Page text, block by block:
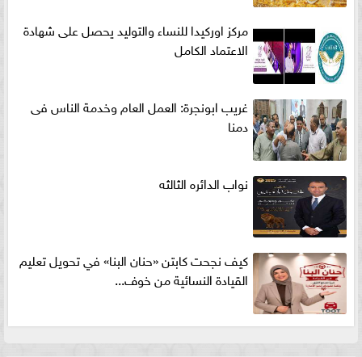
مركز اوركيدا للنساء والتوليد يحصل على شهادة
الاعتماد الكامل
غريب ابونجرة: العمل العام وخدمة الناس فى
دمنا
نواب الدائره الثالثه
كيف نجحت كابتن «حنان البنا» في تحويل تعليم
القيادة النسائية من خوف...